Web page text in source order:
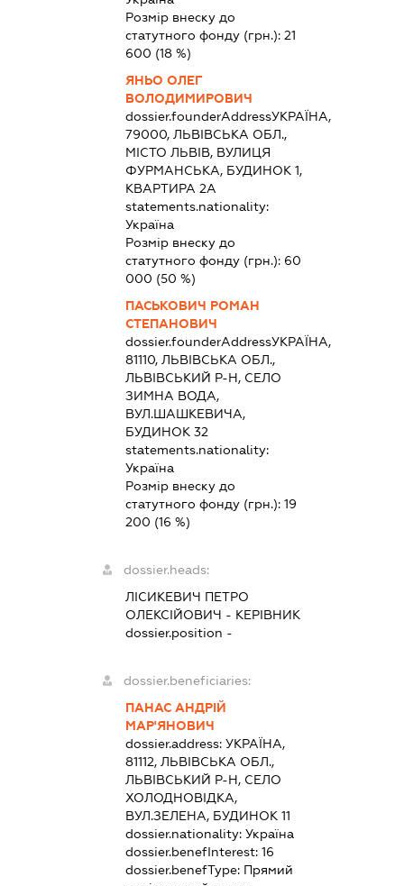
Розмір внеску до
статутного фонду (грн.): 21
600 (18 %)
ЯНЬО ОЛЕГ
ВОЛОДИМИРОВИЧ
dossier.founderAddressУКРАЇНА,
79000, ЛЬВІВСЬКА ОБЛ.,
МІСТО ЛЬВІВ, ВУЛИЦЯ
ФУРМАНСЬКА, БУДИНОК 1,
КВАРТИРА 2А
statements.nationality:
Україна
Розмір внеску до
статутного фонду (грн.): 60
000 (50 %)
ПАСЬКОВИЧ РОМАН
СТЕПАНОВИЧ
dossier.founderAddressУКРАЇНА,
81110, ЛЬВІВСЬКА ОБЛ.,
ЛЬВІВСЬКИЙ Р-Н, СЕЛО
ЗИМНА ВОДА,
ВУЛ.ШАШКЕВИЧА,
БУДИНОК 32
statements.nationality:
Україна
Розмір внеску до
статутного фонду (грн.): 19
200 (16 %)
dossier.heads:
ЛІСИКЕВИЧ ПЕТРО
ОЛЕКСІЙОВИЧ - КЕРІВНИК
dossier.position -
dossier.beneficiaries:
ПАНАС АНДРІЙ
МАР'ЯНОВИЧ
dossier.address: УКРАЇНА,
81112, ЛЬВІВСЬКА ОБЛ.,
ЛЬВІВСЬКИЙ Р-Н, СЕЛО
ХОЛОДНОВІДКА,
ВУЛ.ЗЕЛЕНА, БУДИНОК 11
dossier.nationality: Україна
dossier.benefInterest: 16
dossier.benefType: Прямий